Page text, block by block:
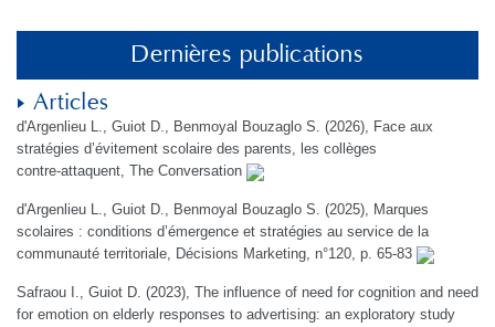
Dernières publications
Articles
d'Argenlieu L., Guiot D., Benmoyal Bouzaglo S. (2026), Face aux
stratégies d’évitement scolaire des parents, les collèges
contre‑attaquent, The Conversation
d'Argenlieu L., Guiot D., Benmoyal Bouzaglo S. (2025), Marques
scolaires : conditions d’émergence et stratégies au service de la
communauté territoriale, Décisions Marketing, n°120, p. 65-83
Safraou I., Guiot D. (2023), The influence of need for cognition and need
for emotion on elderly responses to advertising: an exploratory study